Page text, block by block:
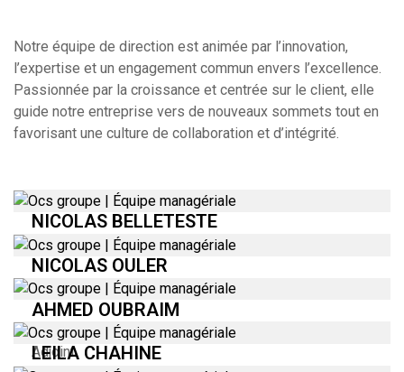
Notre équipe de direction est animée par l’innovation,
l’expertise et un engagement commun envers l’excellence.
Passionnée par la croissance et centrée sur le client, elle
guide notre entreprise vers de nouveaux sommets tout en
favorisant une culture de collaboration et d’intégrité.
NICOLAS BELLETESTE
Administrateur Directeur Général
NICOLAS OULER
Directeur Général Adjoint - Groupe
AHMED OUBRAIM
Conseiller de la direction générale - Directeur Général
Adjoint
LEILA CHAHINE